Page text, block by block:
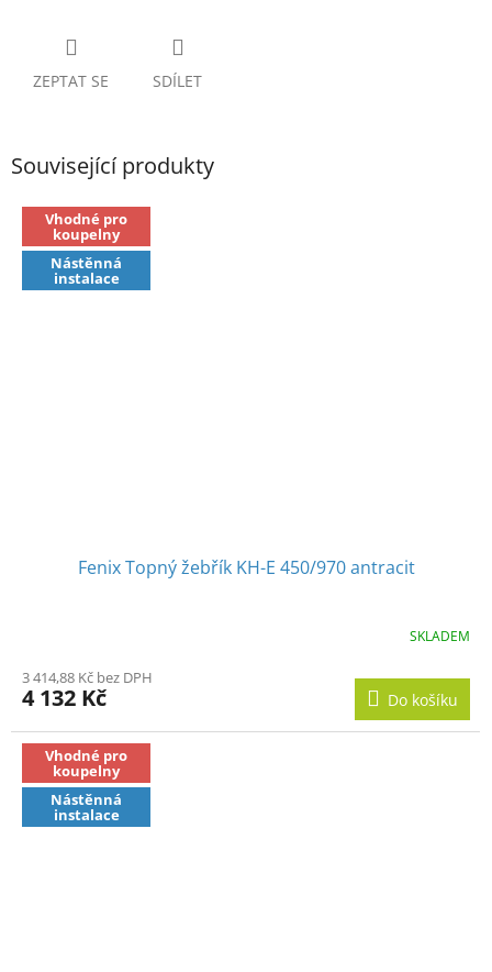
ZEPTAT SE SDÍLET
Související produkty
Vhodné pro
koupelny
Nástěnná
instalace
Fenix Topný žebřík KH-E 450/970 antracit
SKLADEM
3 414,88 Kč bez DPH
4 132 Kč Do košíku
Vhodné pro
koupelny
Nástěnná
instalace